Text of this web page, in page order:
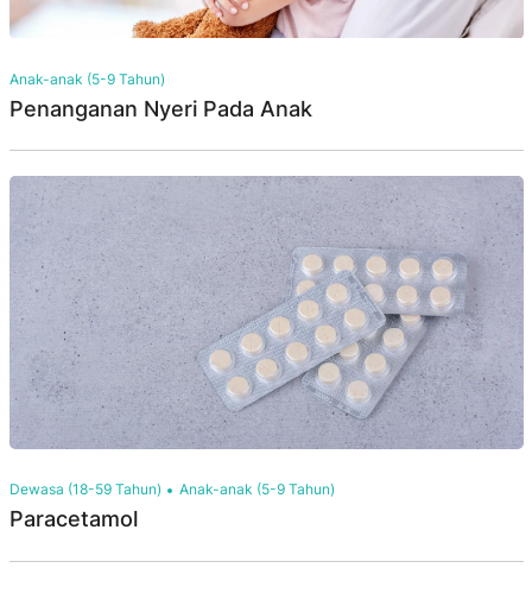
Anak-anak (5-9 Tahun)
Penanganan Nyeri Pada Anak
Dewasa (18-59 Tahun) Anak-anak (5-9 Tahun)
Paracetamol